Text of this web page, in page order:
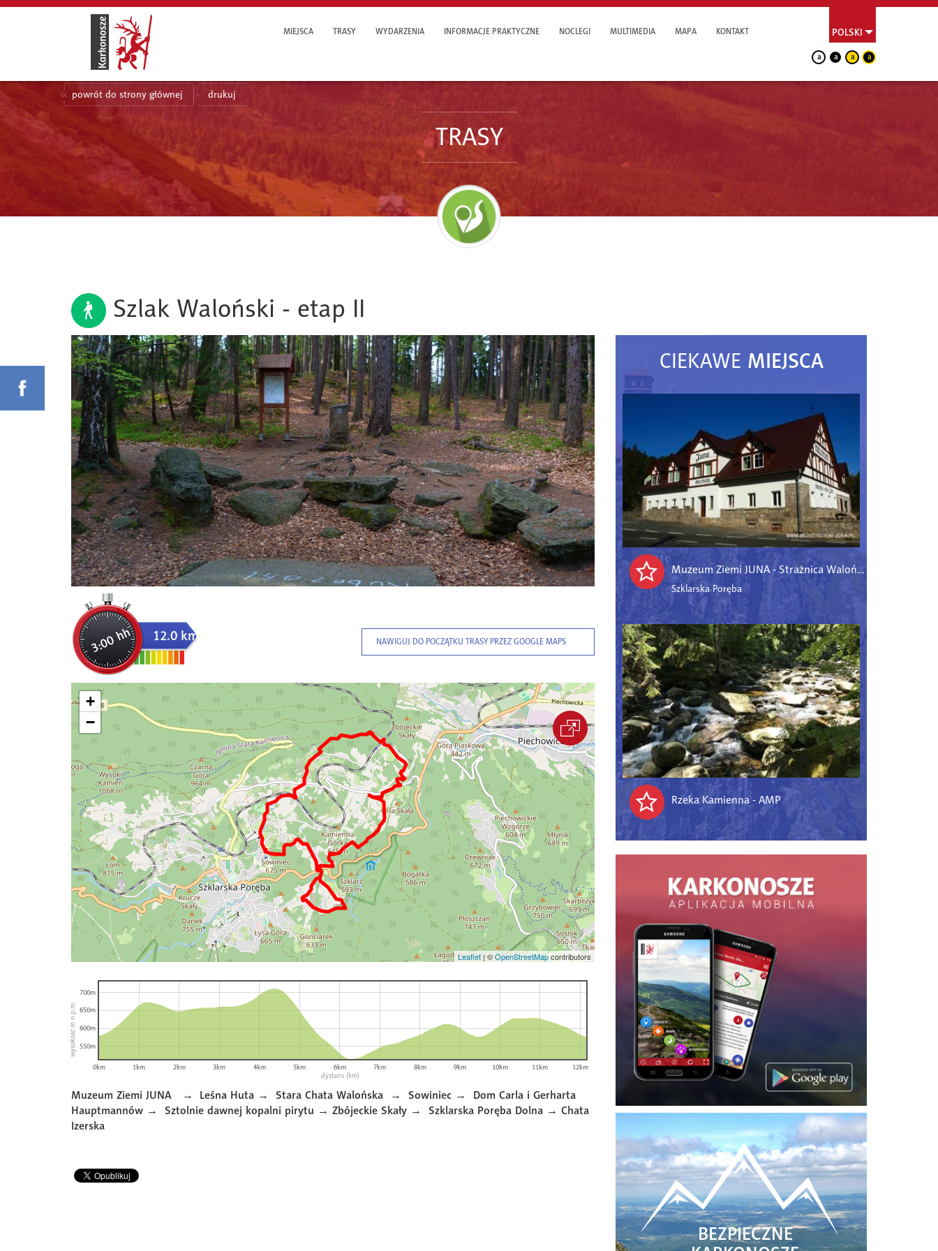
POLSKI
a a a a
MIEJSCA TRASY WYDARZENIA INFORMACJE PRAKTYCZNE NOCLEGI MULTIMEDIA MAPA KONTAKT
powrót do strony głównej drukuj
TRASY
Szlak Waloński - etap II
3:00 hh 12.0 km NAWIGUJ DO POCZĄTKU TRASY PRZEZ GOOGLE MAPS
+
−
Leaflet|©OpenStreetMapcontributors
dystans (km)
wysokość m n.p.m.
0km 1km 2km 3km 4km 5km 6km 7km 8km 9km 10km 11km 12km
550m
600m
650m
700m
Muzeum Ziemi JUNA → Leśna Huta → Stara Chata Walońska → Sowiniec → Dom Carla i Gerharta
Hauptmannów → Sztolnie dawnej kopalni pirytu → Zbójeckie Skały → Szklarska Poręba Dolna → Chata
Izerska
CIEKAWE MIEJSCA
Muzeum Ziemi JUNA - Strażnica Walońska
Szklarska Poręba
Rzeka Kamienna - AMP
BEZPIECZNE